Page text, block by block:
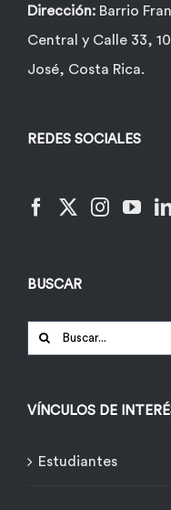
Dirección: Barrio
Central y Calle 33,
José, Costa Rica.
REDES SOCIALES
BUSCAR
Buscar:
VÍNCULOS DE
Estudiantes